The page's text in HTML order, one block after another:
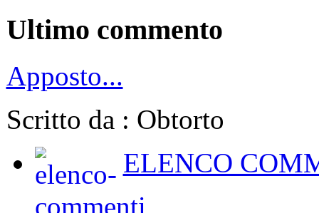
Ultimo commento
Apposto...
Scritto da : Obtorto
ELENCO